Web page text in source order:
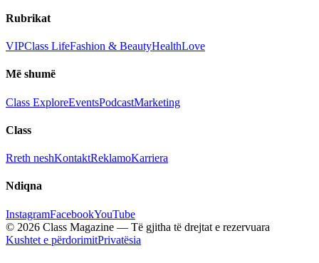
Rubrikat
VIPClass LifeFashion & BeautyHealthLove
Më shumë
Class ExploreEventsPodcastMarketing
Class
Rreth neshKontaktReklamoKarriera
Ndiqna
InstagramFacebookYouTube
© 2026 Class Magazine — Të gjitha të drejtat e rezervuara
Kushtet e përdorimitPrivatësia